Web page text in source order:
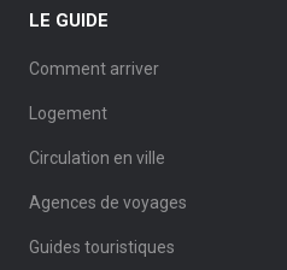
LE GUIDE
Comment arriver
Logement
Circulation en ville
Agences de voyages
Guides touristiques